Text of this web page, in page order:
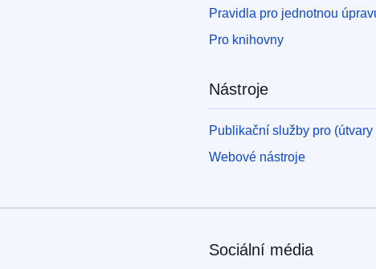
Pravidla pro jednotnou
Pro knihovny
Nástroje
Publikační služby pro (útvary
Webové nástroje
Sociální média